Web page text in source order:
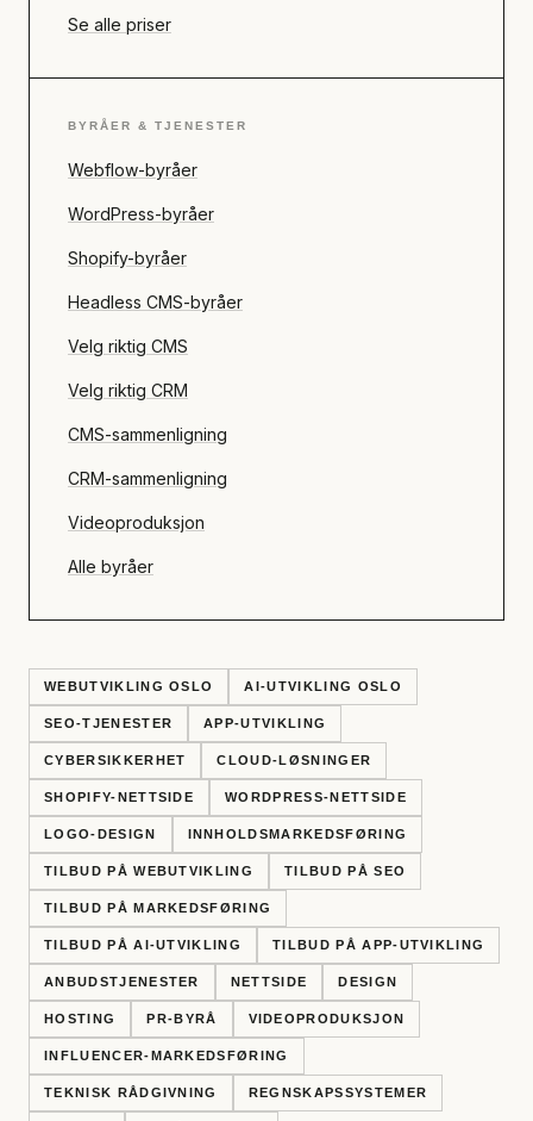
Se alle priser
BYRÅER & TJENESTER
Webflow-byråer
WordPress-byråer
Shopify-byråer
Headless CMS-byråer
Velg riktig CMS
Velg riktig CRM
CMS-sammenligning
CRM-sammenligning
Videoproduksjon
Alle byråer
WEBUTVIKLING OSLO AI-UTVIKLING OSLO
SEO-TJENESTER APP-UTVIKLING
CYBERSIKKERHET CLOUD-LØSNINGER
SHOPIFY-NETTSIDE WORDPRESS-NETTSIDE
LOGO-DESIGN INNHOLDSMARKEDSFØRING
TILBUD PÅ WEBUTVIKLING TILBUD PÅ SEO
TILBUD PÅ MARKEDSFØRING
TILBUD PÅ AI-UTVIKLING TILBUD PÅ APP-UTVIKLING
ANBUDSTJENESTER NETTSIDE DESIGN
HOSTING PR-BYRÅ VIDEOPRODUKSJON
INFLUENCER-MARKEDSFØRING
TEKNISK RÅDGIVNING REGNSKAPSSYSTEMER